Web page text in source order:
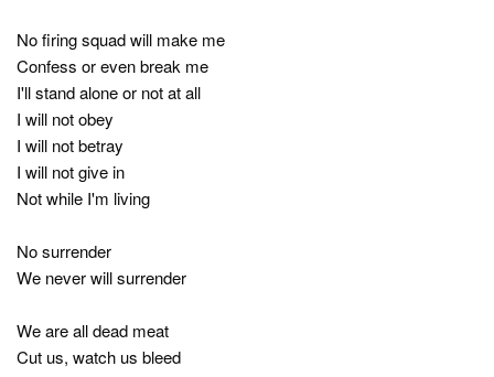
No firing squad will make me
Confess or even break me
I'll stand alone or not at all
I will not obey
I will not betray
I will not give in
Not while I'm living
No surrender
We never will surrender
We are all dead meat
Cut us, watch us bleed